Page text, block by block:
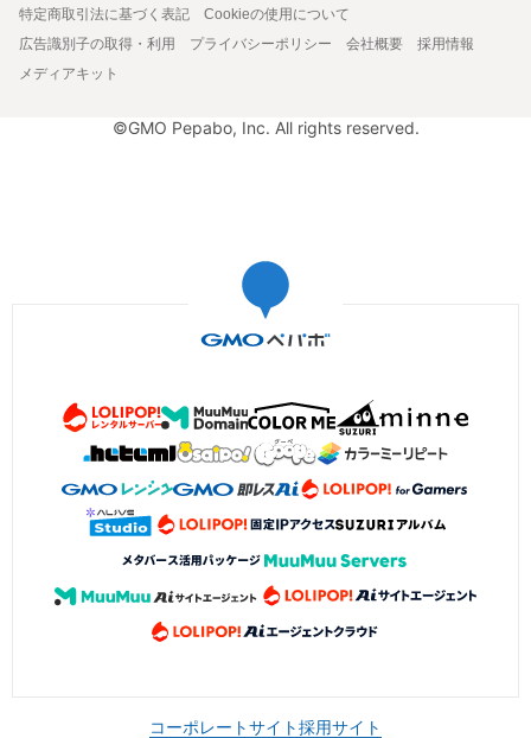
特定商取引法に基づく表記
Cookieの使用について
広告識別子の取得・利用
プライバシーポリシー 会社概要
採用情報
メディアキット
©GMO Pepabo, Inc. All rights reserved.
コーポレートサイト採用サイト